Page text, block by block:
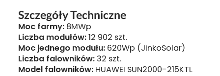
Szczegóły Techniczne
Moc farmy:8MWp
Liczba modułów:12 902 szt.
Moc jednego modułu:620Wp (JinkoSolar)
Liczba falowników:32 szt.
Model falowników:HUAWEI SUN2000-215KTL